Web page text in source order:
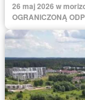
26 maj 2026 w
OGRANICZONĄ